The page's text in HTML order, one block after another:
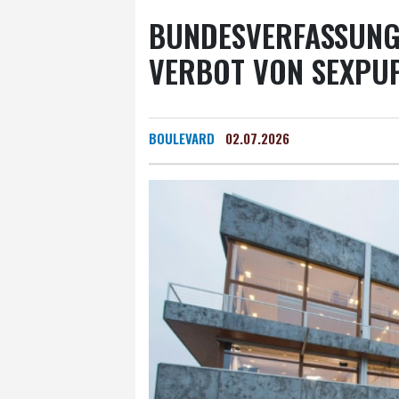
VERBOT VON
BOULEVARD 02.07.2026